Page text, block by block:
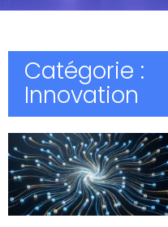
Catégorie :
Innovation